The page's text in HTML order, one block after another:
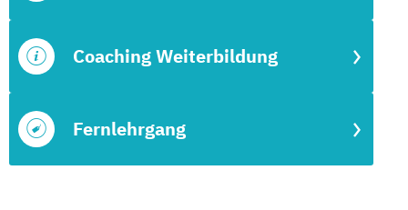
Fernlehrgang
Coaching Weiterbildung